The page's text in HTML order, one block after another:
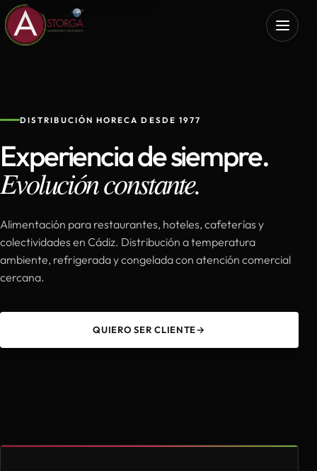
DISTRIBUCIÓN HORECA DESDE 1977
Experiencia de siempre.
Evolución constante.
Alimentación para restaurantes, hoteles, cafeterías y
colectividades en Cádiz. Distribución a temperatura
ambiente, refrigerada y congelada con atención comercial
cercana.
QUIERO SER CLIENTE→